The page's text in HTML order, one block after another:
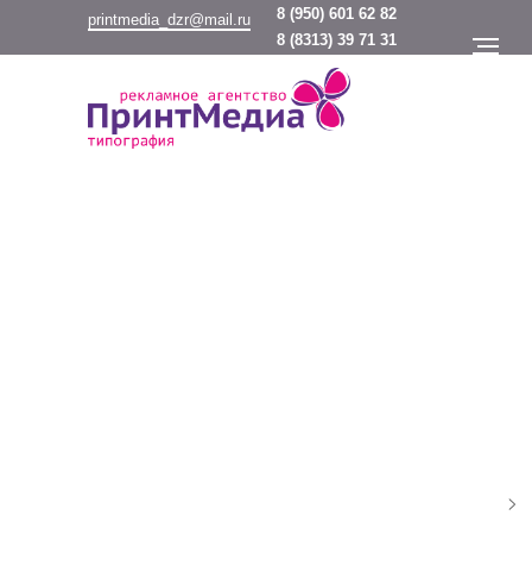
8 (950) 601 62 82
printmedia_dzr@mail.ru
8 (8313) 39 71 31